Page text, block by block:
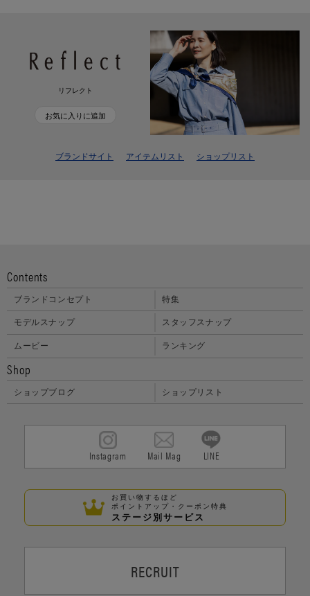
リフレクト
お気に入りに追加
ブランドサイト アイテムリスト ショップリスト
Contents
ブランドコンセプト 特集
モデルスナップ スタッフスナップ
ムービー ランキング
Shop
ショップブログ ショップリスト
Instagram Mail Mag LINE
お買い物するほど
ポイントアップ・クーポン特典
ステージ別サービス
RECRUIT